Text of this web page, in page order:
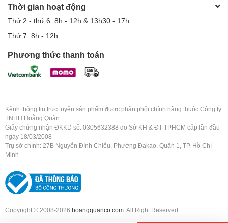
Thời gian hoạt động
Thứ 2 - thứ 6: 8h - 12h & 13h30 - 17h
Thứ 7: 8h - 12h
Phương thức thanh toán
Kênh thông tin trực tuyến sản phẩm được phân phối chính hãng thuộc Công ty
TNHH Hoằng Quân
Giấy chứng nhận ĐKKD số: 0305632388 do Sở KH & ĐT TPHCM cấp lần đầu
ngày 18/03/2008
Trụ sở chính: 27B Nguyễn Đình Chiểu, Phường Đakao, Quận 1, TP. Hồ Chí
Minh
Copyright © 2008-2026 hoangquanco.com. All Right Reserved